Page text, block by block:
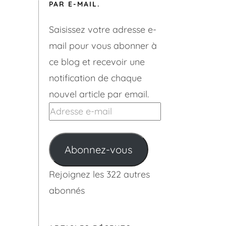
PAR E-MAIL.
Saisissez votre adresse e-
mail pour vous abonner à
ce blog et recevoir une
notification de chaque
nouvel article par email.
Adresse
mail
Abonnez-vous
Rejoignez les 322 autres
abonnés